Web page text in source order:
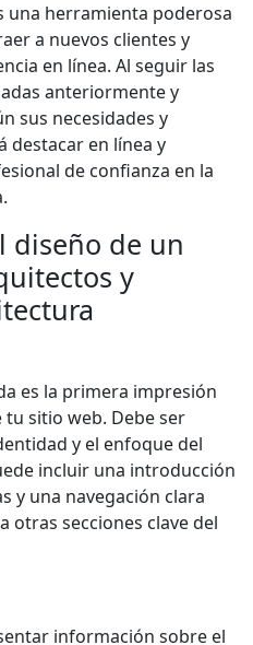
una herramienta poderosa
a nuevos clientes y
en línea. Al seguir las
anteriormente y
sus necesidades y
destacar en línea y
de confianza en la
diseño de un
y
es la primera impresión
sitio web. Debe ser
y el enfoque del
incluir una introducción
y una navegación clara
otras secciones clave del
información sobre el